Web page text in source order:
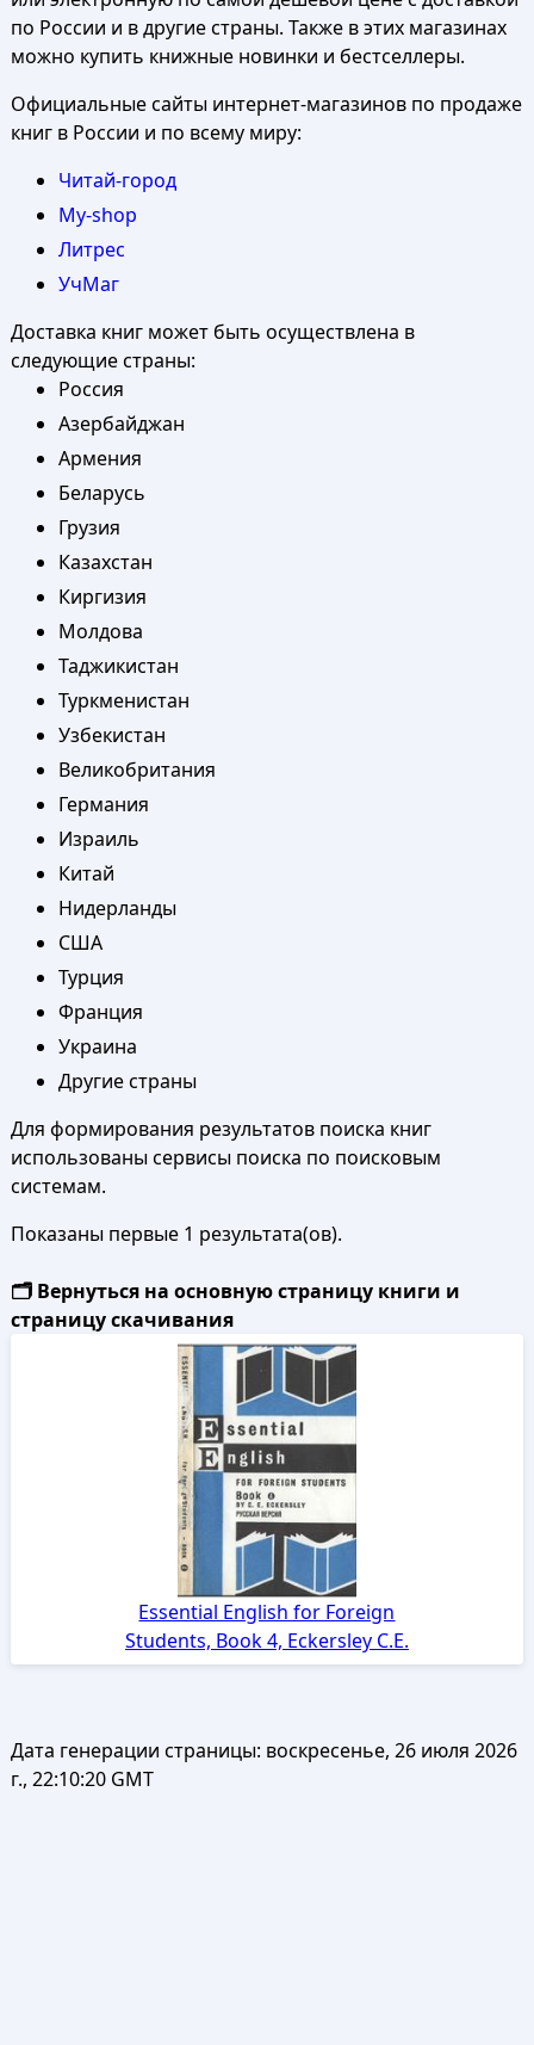
по России и в другие страны. Также в этих магазинах
можно купить книжные новинки и бестселлеры.
Официальные сайты интернет-магазинов по продаже
книг в России и по всему миру:
Читай-город
My-shop
Литрес
УчМаг
Доставка книг может быть осуществлена в
следующие страны:
Россия
Азербайджан
Армения
Беларусь
Грузия
Казахстан
Киргизия
Молдова
Таджикистан
Туркменистан
Узбекистан
Великобритания
Германия
Израиль
Китай
Нидерланды
США
Турция
Франция
Украина
Другие страны
Для формирования результатов поиска книг
использованы сервисы поиска по поисковым
системам.
Показаны первые 1 результата(ов).
🗂️ Вернуться на основную страницу книги и
страницу скачивания
Essential English for Foreign
Students, Book 4, Eckersley C.E.
Дата генерации страницы: воскресенье, 26 июля 2026
г., 22:10:20 GMT